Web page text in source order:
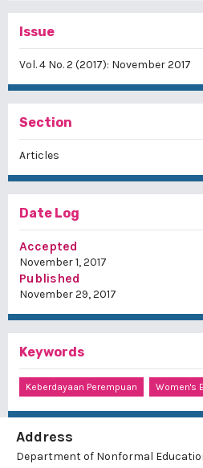
Issue
Vol. 4 No. 2 (2017): November 2017
Section
Articles
Date Log
Accepted
November 1, 2017
Published
November 29, 2017
Keywords
Keberdayaan Perempuan Women's
Address
Department of Nonformal